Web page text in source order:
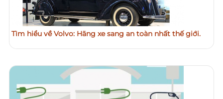
Tìm hiểu về Volvo: Hãng xe sang an toàn nhất thế giới.